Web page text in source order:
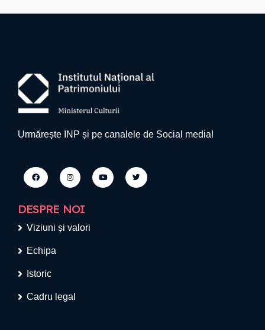
Urmărește INP și pe canalele de Social media!
DESPRE NOI
Viziuni și valori
Echipa
Istoric
Cadru legal